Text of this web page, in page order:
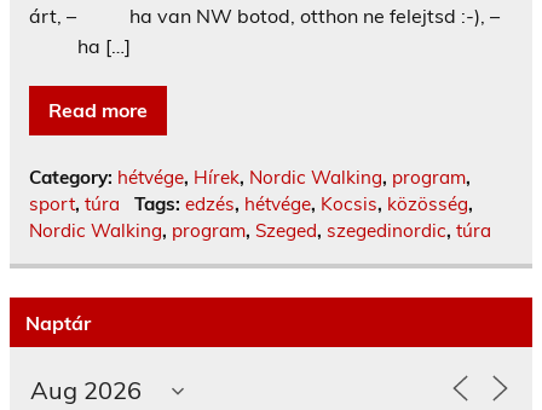
árt, – ha van NW botod, otthon ne felejtsd :-), –
ha […]
Read more
Category: hétvége, Hírek, Nordic Walking, program,
sport, túra Tags: edzés, hétvége, Kocsis, közösség,
Nordic Walking, program, Szeged, szegedinordic, túra
Naptár